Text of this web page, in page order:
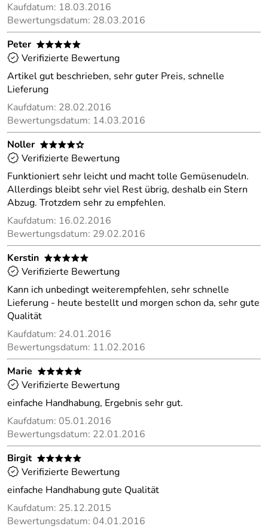
Kaufdatum: 18.03.2016
Bewertungsdatum: 28.03.2016
Peter
*****
Verifizierte Bewertung
Artikel gut beschrieben, sehr guter Preis, schnelle
Lieferung
Kaufdatum: 28.02.2016
Bewertungsdatum: 14.03.2016
Noller
****o
Verifizierte Bewertung
Funktioniert sehr leicht und macht tolle Gemüsenudeln.
Allerdings bleibt sehr viel Rest übrig, deshalb ein Stern
Abzug. Trotzdem sehr zu empfehlen.
Kaufdatum: 16.02.2016
Bewertungsdatum: 29.02.2016
Kerstin
*****
Verifizierte Bewertung
Kann ich unbedingt weiterempfehlen, sehr schnelle
Lieferung - heute bestellt und morgen schon da, sehr gute
Qualität
Kaufdatum: 24.01.2016
Bewertungsdatum: 11.02.2016
Marie
*****
Verifizierte Bewertung
einfache Handhabung, Ergebnis sehr gut.
Kaufdatum: 05.01.2016
Bewertungsdatum: 22.01.2016
Birgit
*****
Verifizierte Bewertung
einfache Handhabung gute Qualität
Kaufdatum: 25.12.2015
Bewertungsdatum: 04.01.2016